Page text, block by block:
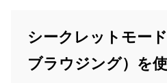
シークレットモー
ブラウジング）を